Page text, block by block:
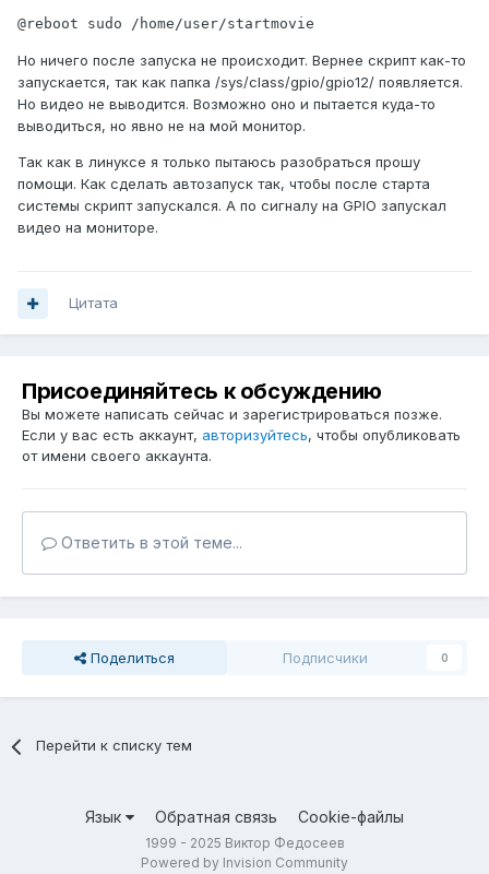
@reboot sudo /home/user/startmovie
Но ничего после запуска не происходит. Вернее скрипт как-то
запускается, так как папка /sys/class/gpio/gpio12/ появляется.
Но видео не выводится. Возможно оно и пытается куда-то
выводиться, но явно не на мой монитор.
Так как в линуксе я только пытаюсь разобраться прошу
помощи. Как сделать автозапуск так, чтобы после старта
системы скрипт запускался. А по сигналу на GPIO запускал
видео на мониторе.
Цитата
Присоединяйтесь к обсуждению
Вы можете написать сейчас и зарегистрироваться позже.
Если у вас есть аккаунт, авторизуйтесь, чтобы опубликовать
от имени своего аккаунта.
Ответить в этой теме...
Поделиться Подписчики 0
Перейти к списку тем
Язык Обратная связь Cookie-файлы
1999 - 2025 Виктор Федосеев
Powered by Invision Community